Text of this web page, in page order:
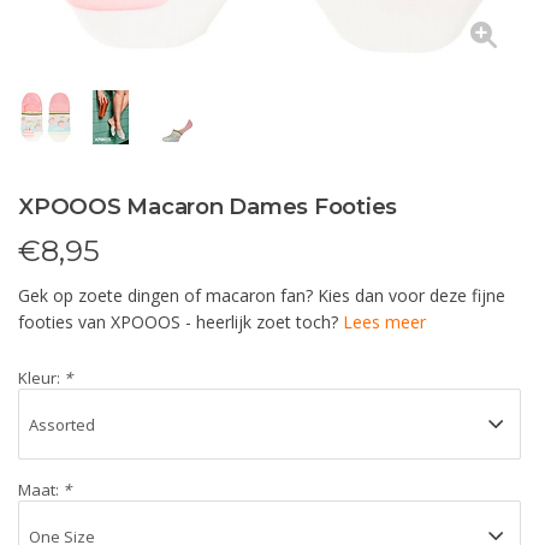
XPOOOS Macaron Dames Footies
€8,95
Gek op zoete dingen of macaron fan? Kies dan voor deze fijne
footies van XPOOOS - heerlijk zoet toch? Lees meer
Kleur: *
Maat: *